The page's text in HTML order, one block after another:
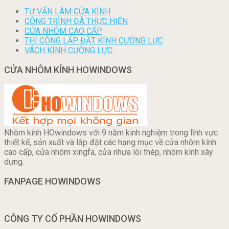
TƯ VẤN LÀM CỬA KÍNH
CÔNG TRÌNH ĐÃ THỰC HIỆN
CỬA NHÔM CAO CẤP
THI CÔNG LẮP ĐẶT KÍNH CƯỜNG LỰC
VÁCH KÍNH CƯỜNG LỰC
CỬA NHÔM KÍNH HOWINDOWS
Nhôm kính HOwindows với 9 năm kinh nghiệm trong lĩnh vực
thiết kế, sản xuất và lắp đặt các hạng mục về cửa nhôm kính
cao cấp, cửa nhôm xingfa, cửa nhựa lõi thép, nhôm kính xây
dựng.
FANPAGE HOWINDOWS
CÔNG TY CỔ PHẦN HOWINDOWS